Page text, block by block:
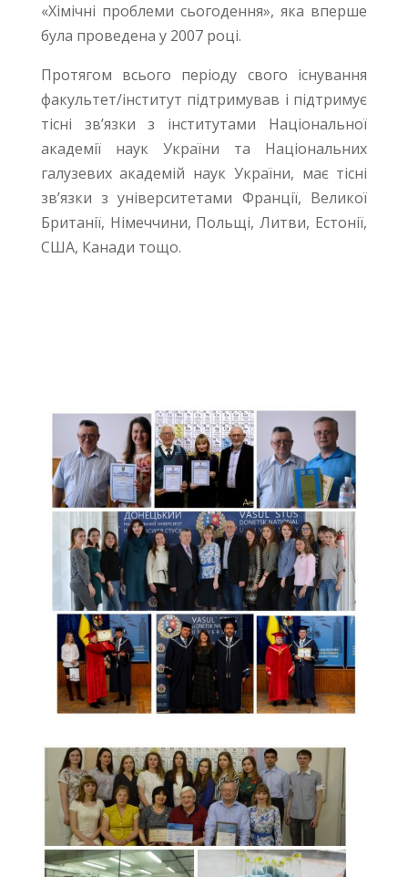
«Хімічні проблеми сьогодення», яка вперше
була проведена у 2007 році.
Протягом всього періоду свого існування
факультет/інститут підтримував і підтримує
тісні зв’язки з інститутами Національної
академії наук України та Національних
галузевих академій наук України, має тісні
зв’язки з університетами Франції, Великої
Британії, Німеччини, Польщі, Литви, Естонії,
США, Канади тощо.